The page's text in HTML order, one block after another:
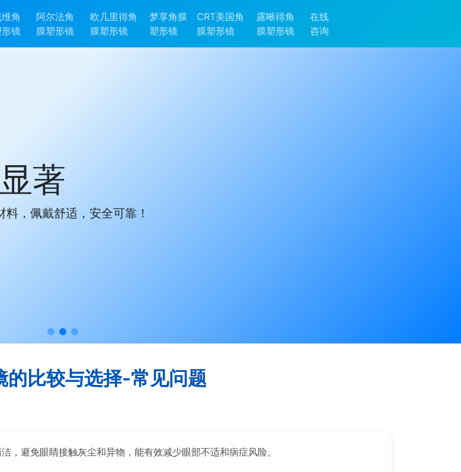
角
镜
阿尔法角
膜塑形镜
欧几里得角
膜塑形镜
梦享角膜
塑形镜
CRT美国角
膜塑形镜
露晰得角
膜塑形镜
在线
咨询
著
，佩戴舒适，安全可靠！
的比较与选择-常见问题
避免眼睛接触灰尘和异物，能有效减少眼部不适和病症风险。